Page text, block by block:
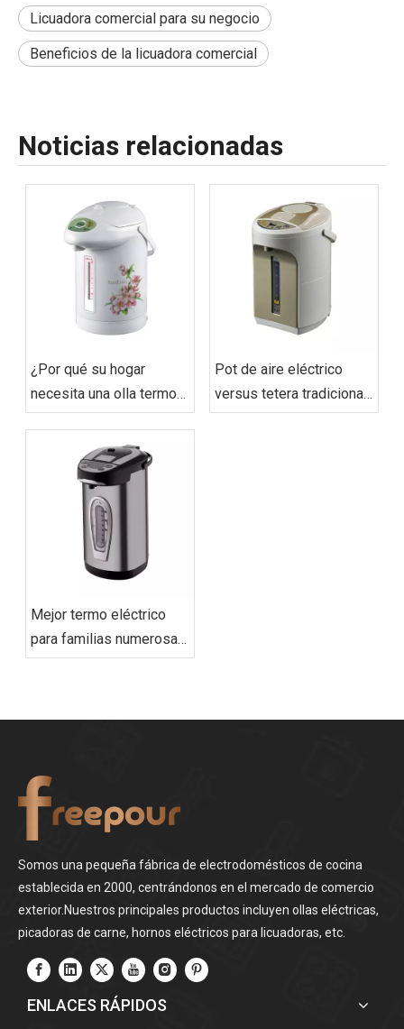
Licuadora comercial para su negocio
Beneficios de la licuadora comercial
Noticias relacionadas
¿Por qué su hogar
necesita una olla termo
eléctrica? (Beneficios
para almacenar agua
caliente)
Pot de aire eléctrico
versus tetera tradicional:
¿Qué ahorra más
Mejor termo eléctrico
para familias numerosas
(Guía del comprador de
Somos una pequeña fábrica de electrodomésticos de cocina
establecida en 2000, centrándonos en el mercado de comercio
exterior.Nuestros principales productos incluyen ollas eléctricas,
picadoras de carne, hornos eléctricos para licuadoras, etc.
ENLACES RÁPIDOS